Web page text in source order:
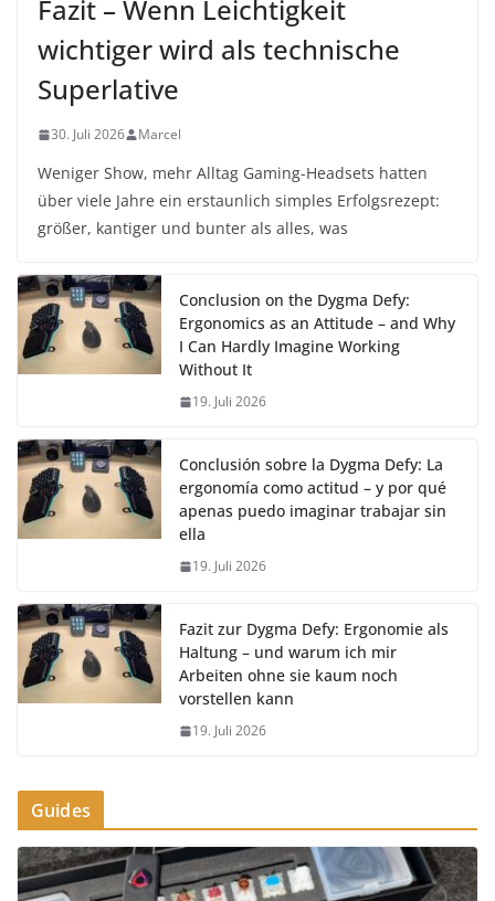
Fazit – Wenn Leichtigkeit
wichtiger wird als technische
Superlative
30. Juli 2026 Marcel
Weniger Show, mehr Alltag Gaming-Headsets hatten
über viele Jahre ein erstaunlich simples Erfolgsrezept:
größer, kantiger und bunter als alles, was
Conclusion on the Dygma Defy:
Ergonomics as an Attitude – and Why
I Can Hardly Imagine Working
Without It
19. Juli 2026
Conclusión sobre la Dygma Defy: La
ergonomía como actitud – y por qué
apenas puedo imaginar trabajar sin
ella
19. Juli 2026
Fazit zur Dygma Defy: Ergonomie als
Haltung – und warum ich mir
Arbeiten ohne sie kaum noch
vorstellen kann
19. Juli 2026
Guides